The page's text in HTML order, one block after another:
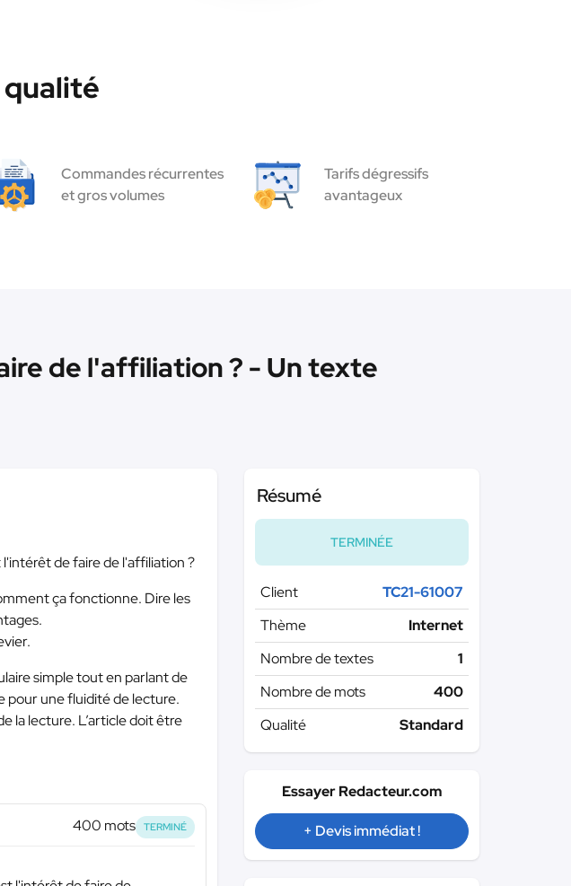
qualité
Commandes récurrentes
et gros volumes
Tarifs dégressifs
avantageux
de l'affiliation ? - Un texte
de faire de l'affiliation ?
ça fonctionne. Dire les
simple tout en parlant de
pour une fluidité de lecture.
la lecture. L’article doit être
400 mots TERMINÉ
Résumé
TERMINÉE
Client
TC21-61007
Thème
Internet
Nombre de textes
1
Nombre de mots
400
Qualité
Standard
Essayer Redacteur.com
+ Devis immédiat !